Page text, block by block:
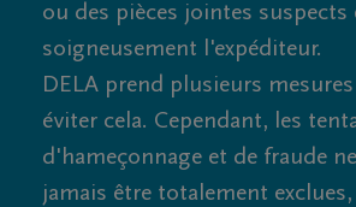
ou des pièces jointes suspects
soigneusement l'expéditeur.
DELA prend plusieurs
éviter cela. Cependant, les
d'hameçonnage et de fraude
jamais être totalement